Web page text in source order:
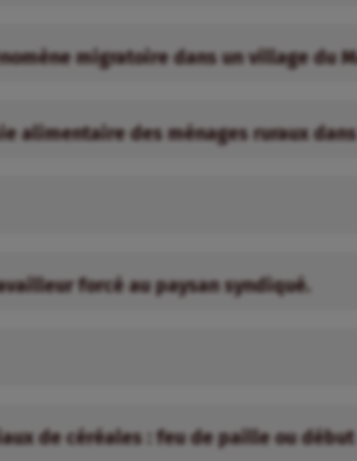
migratoire dans un village du
alimentaire des ménages ruraux
forcé au paysan syndiqué.
de céréales : feu de paille ou début